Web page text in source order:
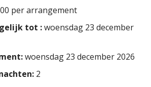
per arrangement
tot :woensdag 23 december
woensdag 23 december 2026
2